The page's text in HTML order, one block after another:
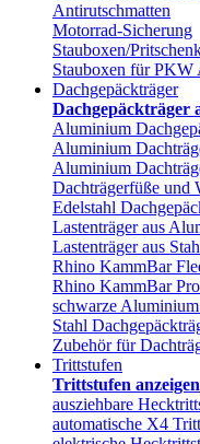
Antirutschmatten
Motorrad-Sicherung
Stauboxen/
Stauboxen für PKW
Dachgepäckträger
Dachgepäckträger
Aluminium
Aluminium
Aluminium
Dachträgerfüße und
Edelstahl
Lastenträger aus
Lastenträger aus
Rhino KammBar
Rhino KammBar
schwarze
Stahl
Zubehör für
Trittstufen
Trittstufen anzeigen
ausziehbare
automatische X4